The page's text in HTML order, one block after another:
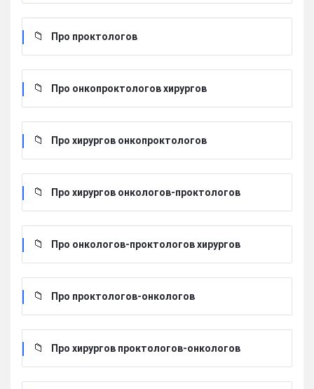
Про проктологов
Про онкопроктологов хирургов
Про хирургов онкопроктологов
Про хирургов онкологов-проктологов
Про онкологов-проктологов хирургов
Про проктологов-онкологов
Про хирургов проктологов-онкологов